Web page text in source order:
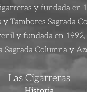
y fundada en
y Tambores Sagrada
y fundada en 1992,
Sagrada Columna y
Las Cigarreras